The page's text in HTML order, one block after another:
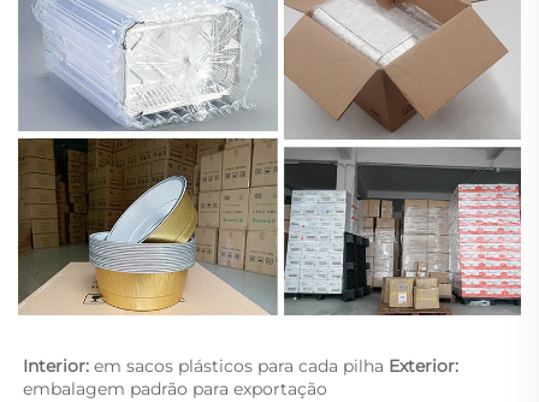
Interior: em sacos plásticos para cada pilha
embalagem padrão para exportação